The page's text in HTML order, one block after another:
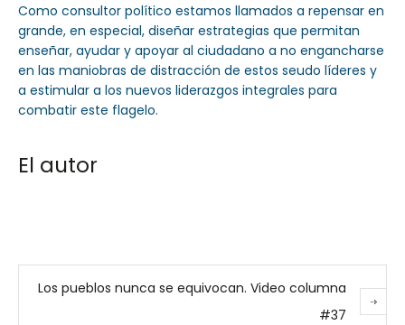
Como consultor político estamos llamados a repensar en
grande, en especial, diseñar estrategias que permitan
enseñar, ayudar y apoyar al ciudadano a no engancharse
en las maniobras de distracción de estos seudo líderes y
a estimular a los nuevos liderazgos integrales para
combatir este flagelo.
El autor
Los pueblos nunca se equivocan. Video columna
#37